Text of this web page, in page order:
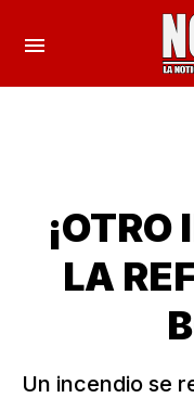
¡OTRO
LA
Un incendio se